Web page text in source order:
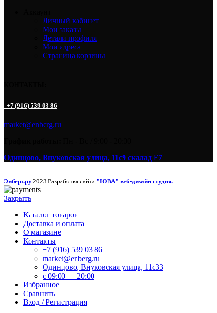
Личный кабинет
Мои заказы
Детали профиля
Мои адреса
Страница корзины
+7 (916) 539 03 86
market@enberg.ru
Одинцово, Внуковская улица, 11с9 скалад F7
Энберг.ру 2023 Разработка сайта "ЮВА" веб-дизайн студия.
Закрыть
Каталог товаров
Доставка и оплата
О магазине
Контакты
+7 (916) 539 03 86
market@enberg.ru
Одинцово, Внуковская улица, 11с33
c 09:00 — 20:00
Избранное
Сравнить
Вход / Регистрация